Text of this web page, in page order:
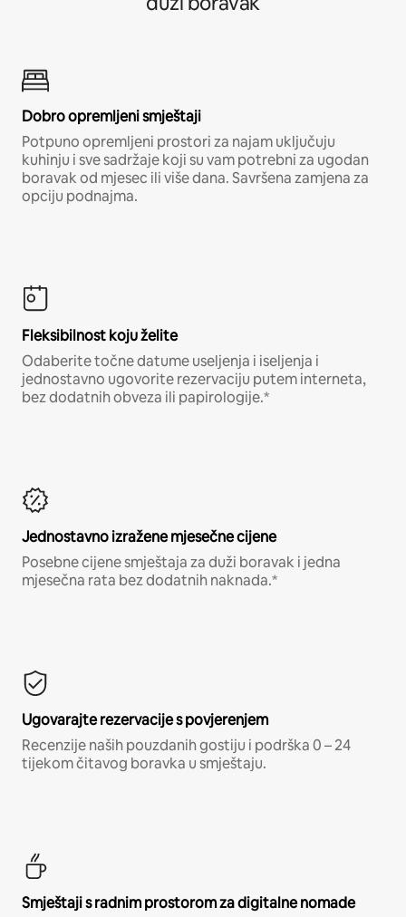
Dobro opremljeni smještaji
Potpuno opremljeni prostori za najam uključuju
kuhinju i sve sadržaje koji su vam potrebni za ugodan
boravak od mjesec ili više dana. Savršena zamjena za
opciju podnajma.
Fleksibilnost koju želite
Odaberite točne datume useljenja i iseljenja i
jednostavno ugovorite rezervaciju putem interneta,
bez dodatnih obveza ili papirologije.*
Jednostavno izražene mjesečne cijene
Posebne cijene smještaja za duži boravak i jedna
mjesečna rata bez dodatnih naknada.*
Ugovarajte rezervacije s povjerenjem
Recenzije naših pouzdanih gostiju i podrška 0 – 24
tijekom čitavog boravka u smještaju.
Smještaji s radnim prostorom za digitalne nomade